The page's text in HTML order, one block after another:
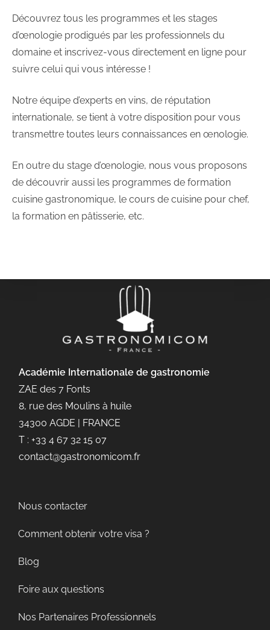
Découvrez tous les programmes et les stages
d’œnologie prodigués par les professionnels du
domaine et inscrivez-vous directement en ligne pour
suivre celui qui vous intéresse !
Notre équipe d’experts en vins, de réputation
internationale, se tient à votre disposition pour vous
transmettre toutes leurs connaissances en œnologie.
En outre du stage d’œnologie, nous vous proposons
de découvrir aussi les programmes de formation
cuisine gastronomique, le cours de cuisine pour chef,
la formation en pâtisserie, etc.
Académie Internationale de gastronomie
ZAE des 7 Fonts
8, rue des Moulins à huile
34300 AGDE | FRANCE
T : +33 4 67 32 15 07
contact@gastronomicom.fr
Nous contacter
Comment obtenir votre visa ?
Blog
Foire aux questions
Nos Partenaires Professionnels